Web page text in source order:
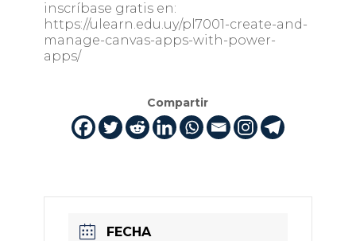
inscríbase gratis en:
https://ulearn.edu.uy/pl7001-create-and-
manage-canvas-apps-with-power-
apps/
Compartir
FECHA